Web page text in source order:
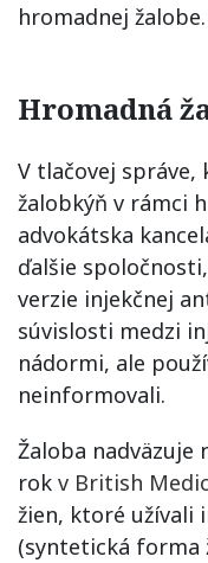
hromadnej žalobe.
Hromadná
V tlačovej
žalobkýň v rámci
advokátska
ďalšie
verzie injekčnej
súvislosti medzi
nádormi, ale
neinformovali.
Žaloba nadväzuje
rok v British
žien, ktoré užívali
(syntetická forma